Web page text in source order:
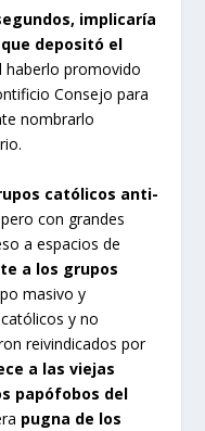
implicaría
depositó el
haberlo promovido
Consejo para
nombrarlo
católicos anti-
con grandes
a espacios de
a los grupos
masivo y
y no
reivindicados por
a las viejas
papófobos del
pugna de los